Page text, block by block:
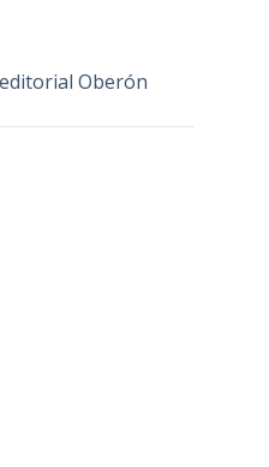
Oberón